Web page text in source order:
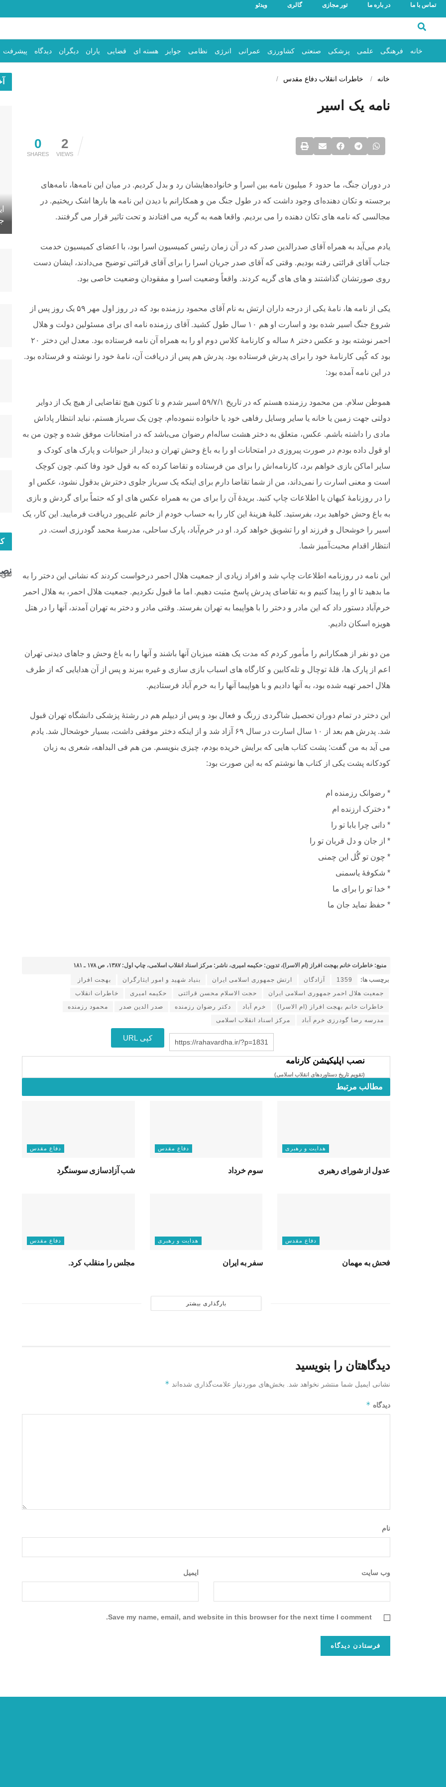
تماس با ما در باره ما تور مجازی گالری ویدئو
خانه فرهنگی علمی پزشکی صنعتی کشاورزی عمرانی انرژی نظامی جوایز هسته ای قضایی یاران دیگران دیدگاه پیشرفت
خانه خاطرات انقلاب دفاع مقدس
نامه یک اسیر
0
SHARES
2
VIEWS
در دوران جنگ، ما حدود ۶ میلیون نامه بین اسرا و خانواده‌هایشان رد و بدل کردیم.‌ در میان این نامه‌ها، نامه‌های
برجسته و تکان دهنده‌ای وجود داشت که در طول جنگ من و همکارانم با دیدن این نامه ها بارها اشک ریختیم. در
مجالسی که نامه های تکان دهنده را می بردیم. واقعا همه به گریه می افتادند و تحت تاثیر قرار می گرفتند.
یادم می‌آید به همراه آقای صدرالدین صدر که در آن زمان رئیس کمیسیون اسرا بود، با اعضای کمیسیون خدمت
جناب آقای قرائتی رفته بودیم. وقتی که آقای صدر جریان اسرا را برای آقای قرائتی توضیح می‌دادند، ایشان دست
روی صورتشان گذاشتند و های های گریه کردند. واقعاً وضعیت اسرا و مفقودان وضعیت خاصی بود.
یکی از نامه ها، نامۀ یکی از درجه داران ارتش به نام آقای محمود رزمنده بود که در روز اول مهر ۵۹ یک روز پس از
شروع جنگ اسیر شده بود و اسارت او هم ۱۰ سال طول کشید. آقای رزمنده نامه ای برای مسئولین دولت و هلال
احمر نوشته بود و عکس دختر ۸ ساله و کارنامۀ کلاس دوم او را به همراه آن نامه فرستاده بود. معدل این دختر ۲۰
بود که کُپی کارنامۀ خود را برای پدرش فرستاده بود. پدرش هم پس از دریافت آن، نامۀ خود را نوشته و فرستاده بود.
در این نامه آمده بود:
هموطن سلام. من محمود رزمنده هستم که در تاریخ ۵۹/۷/۱ اسیر شدم و تا کنون هیچ تقاضایی از هیچ‌ یک از دوایر
دولتی جهت زمین یا خانه یا سایر وسایل رفاهی خود یا خانواده ننموده‌ام.‌ چون یک سرباز هستم، نباید انتظار پاداش
مادی را داشته باشم. عکس، متعلق به دختر هشت ساله‌ام رضوان می‌باشد که در امتحانات موفق شده و چون من به
او قول داده بودم در صورت پیروزی در امتحانات او را به باغ وحش تهران و دیدار از حیوانات و پارک های کودک و
سایر اماکن بازی خواهم برد، کارنامه‌اش را برای من فرستاده و تقاضا کرده که به قول خود وفا کنم.‌ چون کوچک
است و معنی اسارت را نمی‌داند، من از شما تقاضا دارم برای اینکه یک سرباز جلوی دخترش بدقول نشود، عکس او
را در روزنامۀ کیهان یا اطلاعات چاپ کنید. بریدۀ آن را برای من به همراه عکس های او که حتماً برای گردش و بازی
به باغ‌ وحش خواهید برد، بفرستید. کلیۀ هزینۀ این کار را به حساب خودم از خانم علی‌پور دریافت فرمایید. این کار، یک
اسیر را خوشحال و فرزند او را تشویق خواهد کرد. او در خرم‌آباد، پارک ساحلی، مدرسۀ محمد گودرزی است. در
انتظار اقدام محبت‌آمیز شما.
این نامه در روزنامه اطلاعات چاپ شد و افراد زیادی از جمعیت هلال‌ احمر درخواست کردند که نشانی این دختر را به
ما بدهید تا او را پیدا کنیم و به تقاضای پدرش پاسخ مثبت دهیم. اما ما قبول نکردیم. جمعیت هلال‌ احمر، به هلال‌ احمر
خرم‌آباد دستور داد که این مادر و دختر را با هواپیما به تهران بفرستد. وقتی مادر و دختر به تهران آمدند، آنها را در هتل
هویزه اسکان دادیم.
من دو نفر از همکارانم را مأمور کردم که مدت یک هفته میزبان آنها باشند و آنها را به باغ‌ وحش و جاهای دیدنی تهران
اعم از پارک ها، قلۀ توچال و تله‌کابین و کارگاه های اسباب بازی‌ سازی و غیره ببرند و پس از آن هدایایی که از طرف
هلال‌ احمر تهیه شده بود، به آنها دادیم و با هواپیما آنها را به خرم آباد فرستادیم.
این دختر در تمام دوران تحصیل شاگردی زرنگ و فعال بود و پس از دیپلم هم در رشتۀ پزشکی دانشگاه تهران قبول
شد. پدرش هم بعد از ۱۰ سال اسارت در سال ۶۹ آزاد شد و از اینکه دختر موفقی داشت، بسیار خوشحال شد. یادم
می آید به من گفت: پشت کتاب هایی که برایش خریده بودم، چیزی بنویسم. من هم فی البداهه، شعری به زبان
کودکانه پشت یکی از کتاب ها نوشتم که به این صورت بود:
* رضوانک رزمنده ام
* دخترک ارزنده ام
* دانی چرا بابا تو را
* از جان و دل قربان تو را
* چون تو گُل این چمنی
* شکوفۀ یاسمنی
* خدا تو را برای ما
* حفظ نماید جان ما
منبع: خاطرات خانم بهجت افراز (ام الاسرا)، تدوین: حکیمه امیری، ناشر: مرکز اسناد انقلاب اسلامی، چاپ اول: ۱۳۸۷، ص ۱۷۸ ـ ۱۸۱
برچسب ها: 1359 آزادگان ارتش جمهوری اسلامی ایران بنیاد شهید و امور ایثارگران
بهجت افراز ‌
جمعیت هلال احمر جمهوری اسلامی ایران
حجت الاسلام محسن قرائتی حکیمه امیری
خاطرات انقلاب
خاطرات خانم بهجت افراز (ام الاسرا)
خرم‌ آباد دکتر رضوان رزمنده صدر الدین صدر
محمود رزمنده
مدرسه رضا گودرزی خرم آباد
مرکز اسناد انقلاب اسلامی
https://rahavardha.ir/?p=1831 کپی URL
نصب اپلیکیشن کارنامه
(تقویم تاریخ دستاوردهای انقلاب اسلامی​)
مطالب مرتبط
هدایت و رهبری
عدول از شورای رهبری
دفاع مقدس
سوم خرداد
دفاع مقدس
شب آزادسازی سوسنگرد
دفاع مقدس
فحش به مهمان
هدایت و رهبری
سفر به ایران
دفاع مقدس
مجلس را منقلب کرد.
بارگذاری بیشتر
دیدگاهتان را بنویسید
نشانی ایمیل شما منتشر نخواهد شد. بخش‌های موردنیاز علامت‌گذاری شده‌اند *
دیدگاه *
نام
ایمیل وب‌ سایت
Save my name, email, and website in this browser for the next time I comment.